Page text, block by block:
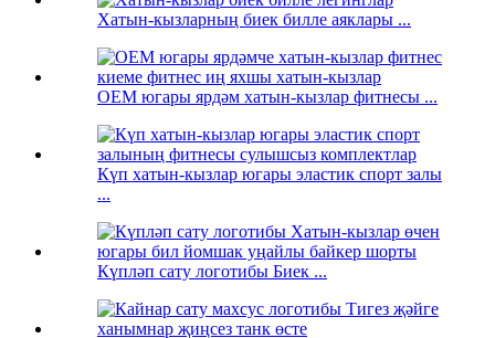
Хатын-кызларның биек билле аяклары ...
OEM югары ярдәм хатын-кызлар фитнесы ...
Күп хатын-кызлар югары эластик спорт залы
...
Күпләп сату логотибы Биек ...